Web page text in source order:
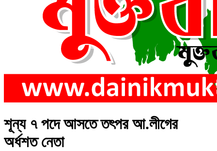
শূন্য ৭ পদে আসতে তৎপর আ.লীগের
অর্ধশত নেতা